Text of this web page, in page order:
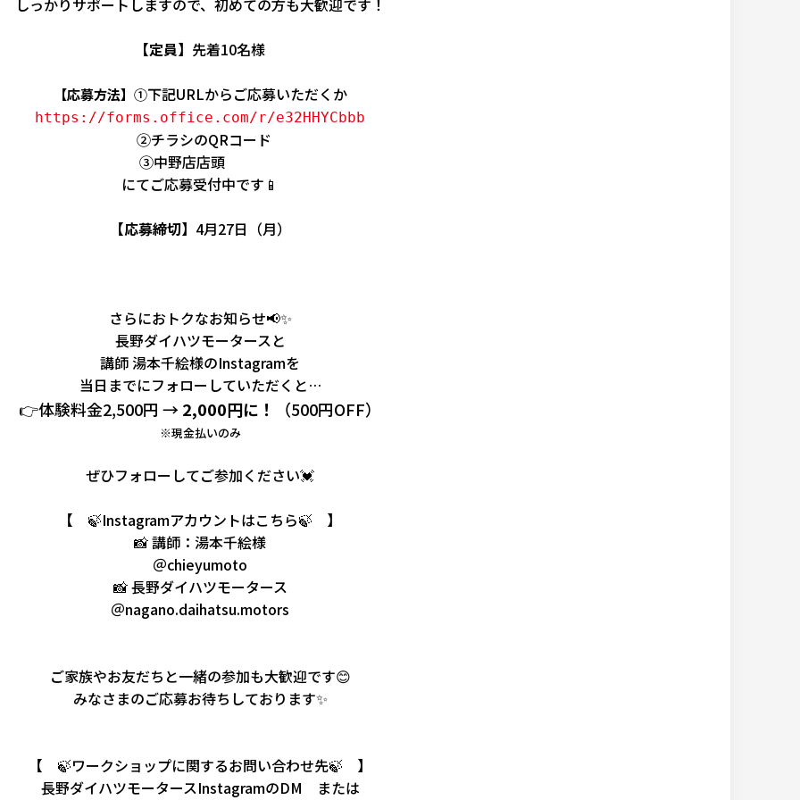
【定員】 先着10名様
【応募方法】 ①下記URLからご応募いただくか
https://forms.office.com/r/e32HHYCbbb
②チラシのQRコード
店頭
にてご応募受付中です📱
【応募締切】 4月27日（月）
さらにおトクなお知らせ📢✨
長野ダイハツモータースと
講師 湯本千絵様のInstagramを
当日までにフォローしていただくと…
👉体験料金2,500円 →2,000円に！ （500円OFF）
※現金払いのみ
ぜひフォローしてご参加ください💓
【 🍃Instagramアカウントはこちら🍃 】
📸 講師：湯本千絵様
＠chieyumoto
📸 長野ダイハツモータース
＠nagano.daihatsu.motors
ご家族やお友だちと一緒の参加も大歓迎です😊
みなさまのご応募お待ちしております✨
【 🍃ワークショップに関するお問い合わせ先🍃 】
長野ダイハツモータースInstagramのDM または